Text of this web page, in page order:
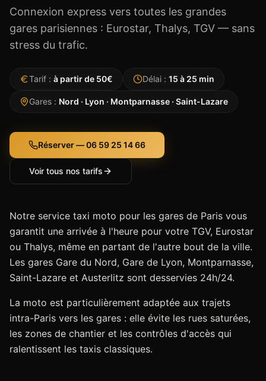
Connexion express vers toutes les grandes
gares parisiennes : Eurostar, Thalys, TGV — sans
stress du trafic.
Tarif : à partir de 50€ Délai : 15 à 25 min
Gares : Nord · Lyon · Montparnasse · Saint-Lazare
Réserver — 06 59 25 14 66
Voir tous nos tarifs
Notre service taxi moto pour les gares de Paris vous
garantit une arrivée à l'heure pour votre TGV, Eurostar
ou Thalys, même en partant de l'autre bout de la ville.
Les gares Gare du Nord, Gare de Lyon, Montparnasse,
Saint-Lazare et Austerlitz sont desservies 24h/24.
La moto est particulièrement adaptée aux trajets
intra-Paris vers les gares : elle évite les rues saturées,
les zones de chantier et les contrôles d'accès qui
ralentissent les taxis classiques.